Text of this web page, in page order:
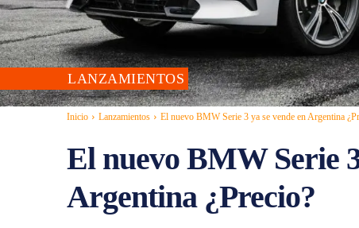
LANZAMIENTOS
Inicio Lanzamientos El nuevo BMW Serie 3 ya se vende en Argentina
El nuevo BMW Serie
Argentina ¿Precio?